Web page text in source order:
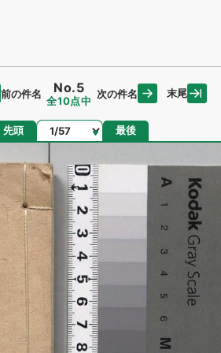
前の件名 No.5
全10点中
次の件名 末尾
先頭 ページ 最後